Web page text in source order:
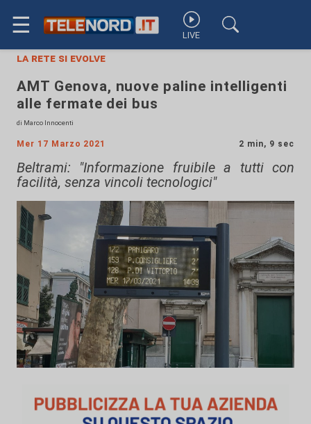
☰ LIVE
la rete si evolve
AMT Genova, nuove paline intelligenti
alle fermate dei bus
di Marco Innocenti
Mer 17 Marzo 2021 2 min, 9 sec
Beltrami: "Informazione fruibile a tutti con
facilità, senza vincoli tecnologici"